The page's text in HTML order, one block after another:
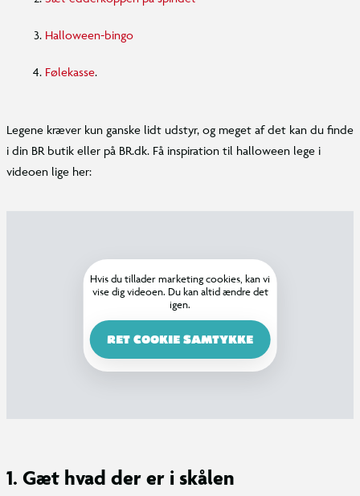
Halloween-bingo
Følekasse.
Legene kræver kun ganske lidt udstyr, og meget af det kan du finde
i din BR butik eller på BR.dk. Få inspiration til halloween lege i
videoen lige her:
Hvis du tillader marketing cookies, kan vi
vise dig videoen. Du kan altid ændre det
igen.
RET COOKIE SAMTYKKE
1. Gæt hvad der er i skålen